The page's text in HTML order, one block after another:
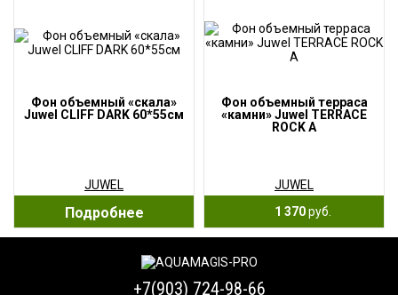
Фон объемный «скала»
Juwel CLIFF DARK 60*55см
JUWEL
Подробнее
Фон объемный терраса
«камни» Juwel TERRACE
ROCK A
JUWEL
1 370руб.
+7(903) 724-98-66